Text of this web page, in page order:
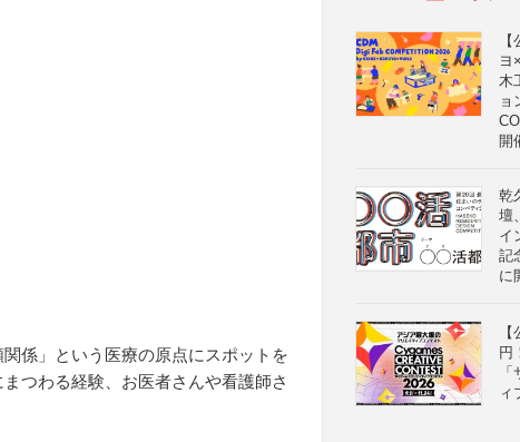
係」という医療の原点にスポットを
つわる経験、お医者さんや看護師さ
ヨ
木
ョ
開
乾
壇
イ
記
に
円
ィ